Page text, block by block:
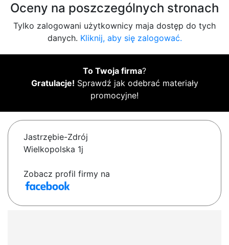
Oceny na poszczególnych stronach
Tylko zalogowani użytkownicy maja dostęp do tych
danych. Kliknij, aby się zalogować.
To Twoja firma?
Gratulacje! Sprawdź jak odebrać materiały
promocyjne!
Jastrzębie-Zdrój
Wielkopolska 1j
Zobacz profil firmy na